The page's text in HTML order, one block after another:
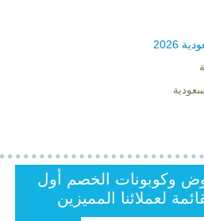
وكوبونات الخصم أول
لعملائنا المميزين